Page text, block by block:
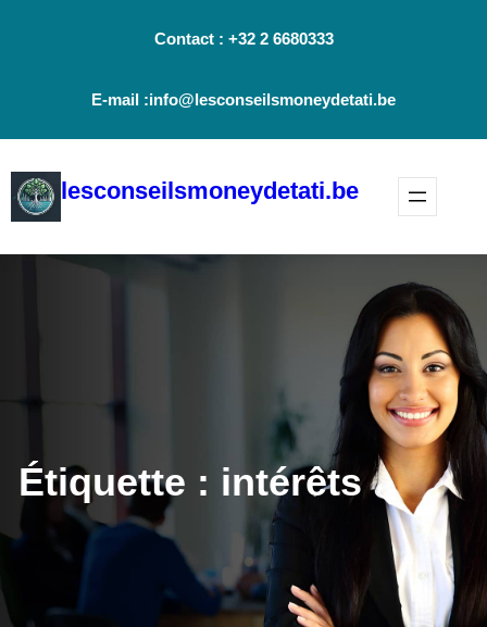
Contact : +32 2 6680333
E-mail :info@lesconseilsmoneydetati.be
lesconseilsmoneydetati.be
Étiquette : intérêts